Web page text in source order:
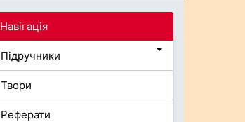
Навігація
Підручники
Твори
Реферати